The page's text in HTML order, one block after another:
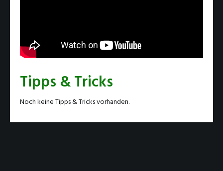
Tipps & Tricks
Noch keine Tipps & Tricks vorhanden.